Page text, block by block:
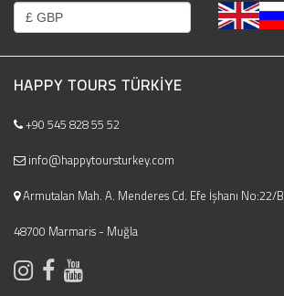
HAPPY TOURS TÜRKIYE
+90 545 828 55 52
info@happytoursturkey.com
Armutalan Mah. A. Menderes Cd. Efe İşhanı No:22/B
48700 Marmaris - Muğla